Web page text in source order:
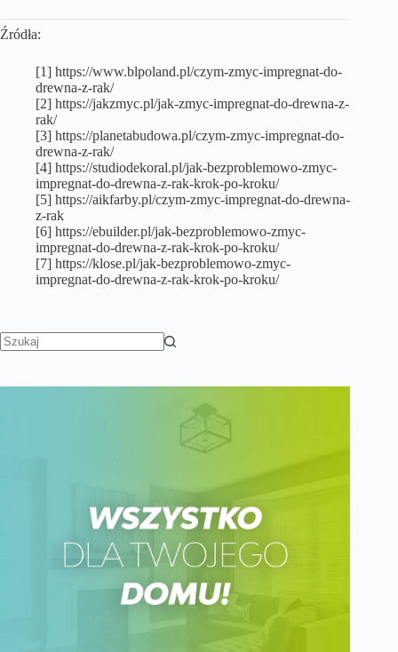
Źródła:
[1] https://www.blpoland.pl/czym-zmyc-impregnat-do-
drewna-z-rak/
[2] https://jakzmyc.pl/jak-zmyc-impregnat-do-drewna-z-
rak/
[3] https://planetabudowa.pl/czym-zmyc-impregnat-do-
drewna-z-rak/
[4] https://studiodekoral.pl/jak-bezproblemowo-zmyc-
impregnat-do-drewna-z-rak-krok-po-kroku/
[5] https://aikfarby.pl/czym-zmyc-impregnat-do-drewna-
z-rak
[6] https://ebuilder.pl/jak-bezproblemowo-zmyc-
impregnat-do-drewna-z-rak-krok-po-kroku/
[7] https://klose.pl/jak-bezproblemowo-zmyc-
impregnat-do-drewna-z-rak-krok-po-kroku/